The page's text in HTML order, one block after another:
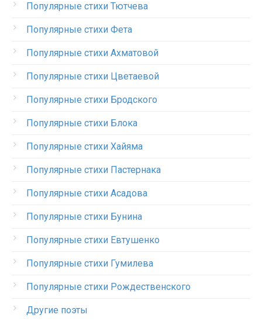
Популярные стихи Тютчева
Популярные стихи Фета
Популярные стихи Ахматовой
Популярные стихи Цветаевой
Популярные стихи Бродского
Популярные стихи Блока
Популярные стихи Хайяма
Популярные стихи Пастернака
Популярные стихи Асадова
Популярные стихи Бунина
Популярные стихи Евтушенко
Популярные стихи Гумилева
Популярные стихи Рождественского
Другие поэты